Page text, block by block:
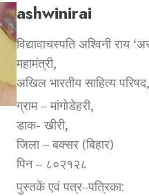
ashwinirai
विद्यावाचस्पति अश्विनी राय
महामंत्री,
अखिल भारतीय साहित्य
ग्राम – मांगोडेहरी,
डाक- खीरी,
जिला – बक्सर (बिहार)
पिन – ८०२१२८
पुस्तकें एवं पत्र–पत्रिका: